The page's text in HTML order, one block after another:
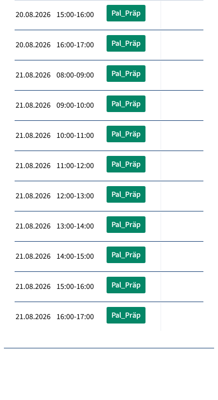
20.08.2026 15:00-16:00 Pal_Präp
20.08.2026 16:00-17:00 Pal_Präp
21.08.2026 08:00-09:00 Pal_Präp
21.08.2026 09:00-10:00 Pal_Präp
21.08.2026 10:00-11:00 Pal_Präp
21.08.2026 11:00-12:00 Pal_Präp
21.08.2026 12:00-13:00 Pal_Präp
21.08.2026 13:00-14:00 Pal_Präp
21.08.2026 14:00-15:00 Pal_Präp
21.08.2026 15:00-16:00 Pal_Präp
21.08.2026 16:00-17:00 Pal_Präp